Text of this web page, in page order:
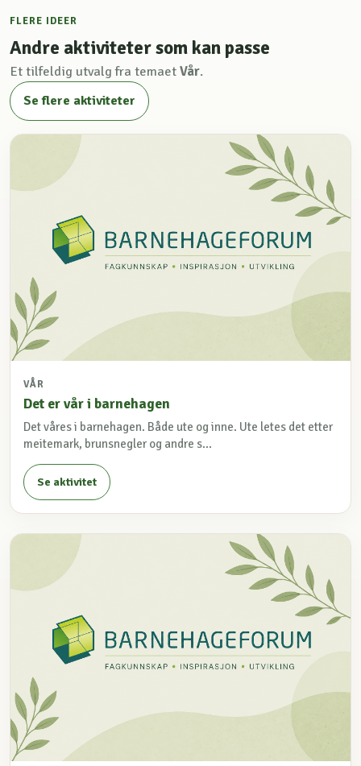
FLERE IDEER
Andre aktiviteter som kan passe
Et tilfeldig utvalg fra temaet Vår.
Se flere aktiviteter
VÅR
Det er vår i barnehagen
Det våres i barnehagen. Både ute og inne. Ute letes det etter
meitemark, brunsnegler og andre s...
Se aktivitet